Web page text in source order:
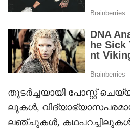
തുടർച്ചയായി പോസ്റ്റ്
ലുകൾ,
ലഞ്ചുകൾ, കഥപറച്ചിലുകൾ,